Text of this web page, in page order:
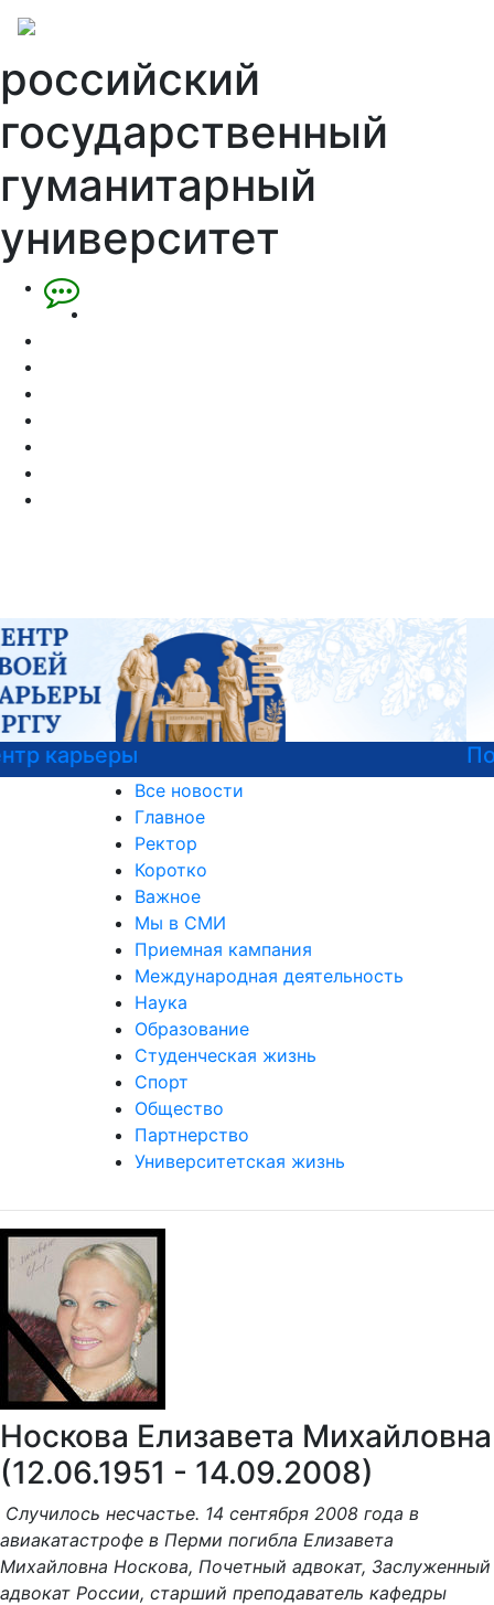
российский
государственный
гуманитарный
университет
Подготовка к вступительным испытаниям
Все новости
Главное
Ректор
Коротко
Важное
Мы в СМИ
Приемная кампания
Международная деятельность
Наука
Образование
Студенческая жизнь
Спорт
Общество
Партнерство
Университетская жизнь
Носкова Елизавета Михайловна
(12.06.1951 - 14.09.2008)
Случилось несчастье. 14 сентября 2008 года в
авиакатастрофе в Перми погибла Елизавета
Михайловна Носкова, Почетный адвокат, Заслуженный
адвокат России, старший преподаватель кафедры